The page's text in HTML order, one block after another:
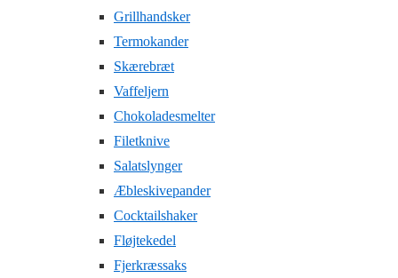
Grillhandsker
Termokander
Skærebræt
Vaffeljern
Chokoladesmelter
Filetknive
Salatslynger
Æbleskivepander
Cocktailshaker
Fløjtekedel
Fjerkræssaks